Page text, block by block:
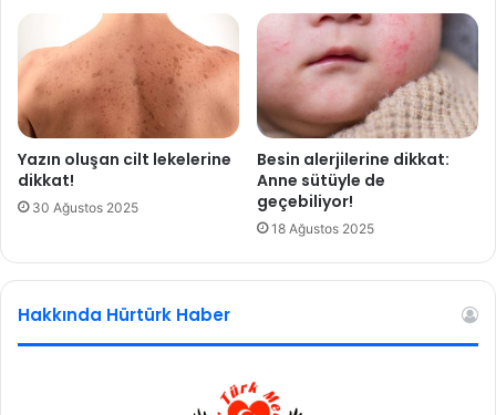
l
s
y
o
n
z
v
y
Yazın oluşan cilt lekelerine
dikkat!
30 Ağustos 2025
Besin alerjilerine dikkat:
Anne sütüyle de
geçebiliyor!
18 Ağustos 2025
Hakkında Hürtürk Haber